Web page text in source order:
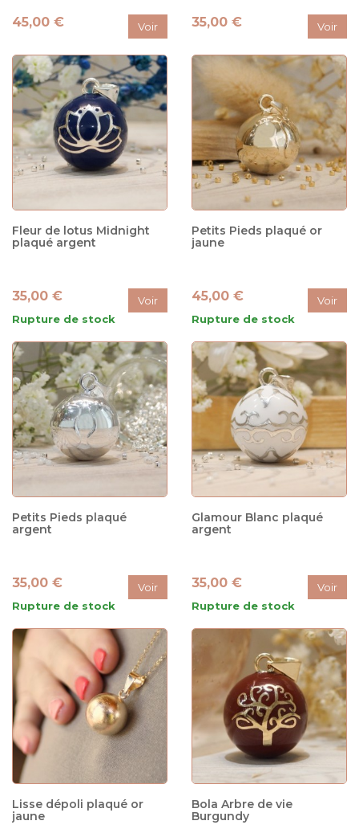
45,00 € Voir 35,00 € Voir
Fleur de lotus Midnight
plaqué argent
35,00 €
Voir
Rupture de stock
Petits Pieds plaqué or
jaune
45,00 €
Voir
Rupture de stock
Petits Pieds plaqué
argent
35,00 €
Voir
Rupture de stock
Glamour Blanc plaqué
argent
35,00 €
Voir
Rupture de stock
Lisse dépoli plaqué or
jaune
Bola Arbre de vie
Burgundy